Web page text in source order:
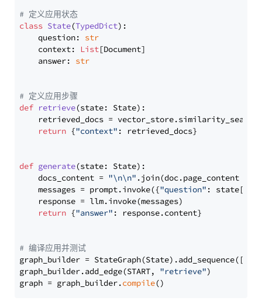
# 定义应用状态
class State(TypedDict):
    question:
str
    context:
List[Document]
    answer:
str
# 定义应用步骤
def retrieve(state: State):
retrieved_docs =
return {"context" : retrieved_docs}
def generate(state: State):
    docs_content =
"\n\n" .join(doc.page_content
    messages = prompt.invoke({
"question" : state[
    response = llm.invoke(messages)
return {"answer" : response.content}
# 编译应用并测试
graph_builder =
graph_builder.add_edge(START, "retrieve")
graph = graph_builder.compile